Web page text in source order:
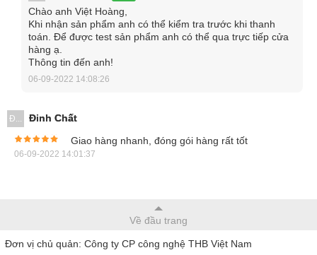
Một số tính năng tiện ích khác của đồng hồ đo điện vạn
năng Tenmars TM-88:
Chào anh Việt Hoàng,
Khi nhận sản phẩm anh có thể kiểm tra trước khi thanh
toán. Để được test sản phẩm anh có thể qua trực tiếp cửa
hàng ạ.
Thông tin đến anh!
06-09-2022 14:08:26
Đ...
Đinh Chất
Giao hàng nhanh, đóng gói hàng rất tốt
06-09-2022 14:01:37
Về đầu trang
Đơn vị chủ quản: Công ty CP công nghệ THB Việt Nam